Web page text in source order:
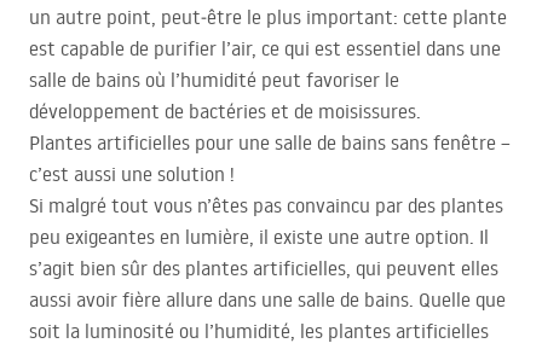
un autre point, peut‑être le plus important: cette plante
est capable de purifier l’air, ce qui est essentiel dans une
salle de bains où l’humidité peut favoriser le
développement de bactéries et de moisissures.
Plantes artificielles pour une salle de bains sans fenêtre –
c’est aussi une solution !
Si malgré tout vous n’êtes pas convaincu par des plantes
peu exigeantes en lumière, il existe une autre option. Il
s’agit bien sûr des plantes artificielles, qui peuvent elles
aussi avoir fière allure dans une salle de bains. Quelle que
soit la luminosité ou l’humidité, les plantes artificielles